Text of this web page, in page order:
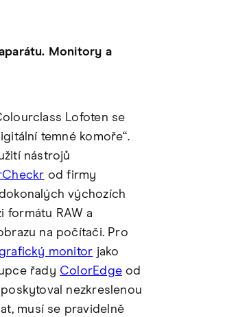
Monitory a
Lofoten se
temné komoře“.
nástrojů
od firmy
výchozích
formátu RAW a
na počítači. Pro
monitor jako
řady ColorEdge od
nezkreslenou
musí se pravidelně